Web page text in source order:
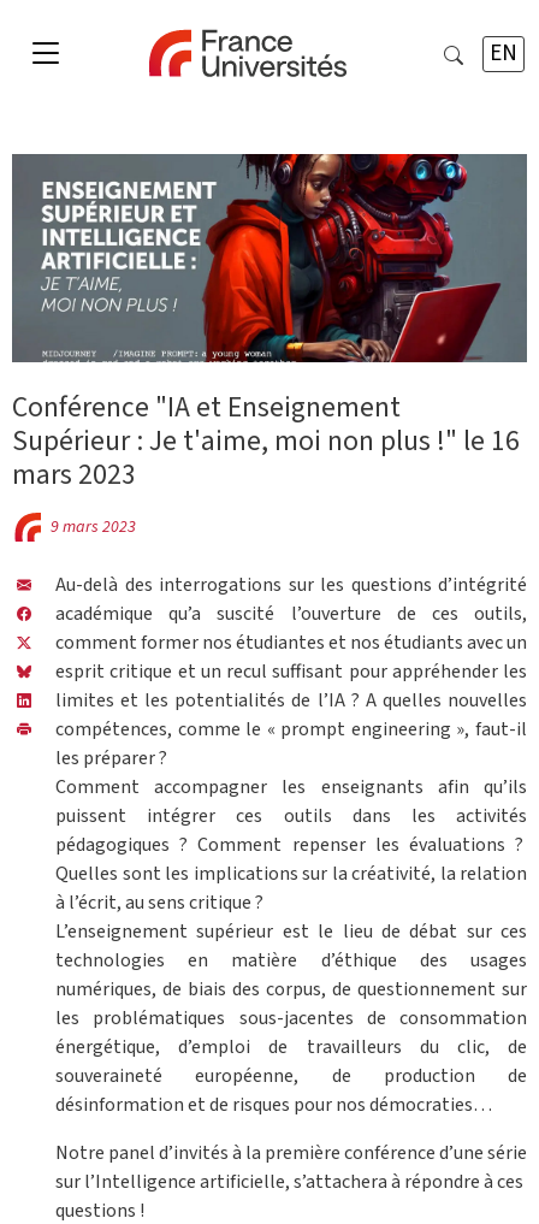
EN
Conférence "IA et Enseignement
Supérieur : Je t'aime, moi non plus !" le 16
mars 2023
9 mars 2023
Au-delà des interrogations sur les questions d’intégrité
académique qu’a suscité l’ouverture de ces outils,
comment former nos étudiantes et nos étudiants avec un
esprit critique et un recul suffisant pour appréhender les
limites et les potentialités de l’IA ? A quelles nouvelles
compétences, comme le « prompt engineering », faut-il
les préparer ?
Comment accompagner les enseignants afin qu’ils
puissent intégrer ces outils dans les activités
pédagogiques ? Comment repenser les évaluations ?
Quelles sont les implications sur la créativité, la relation
à l’écrit, au sens critique ?
L’enseignement supérieur est le lieu de débat sur ces
technologies en matière d’éthique des usages
numériques, de biais des corpus, de questionnement sur
les problématiques sous-jacentes de consommation
énergétique, d’emploi de travailleurs du clic, de
souveraineté européenne, de production de
désinformation et de risques pour nos démocraties…
Notre panel d’invités à la première conférence d’une série
sur l’Intelligence artificielle, s’attachera à répondre à ces
questions !